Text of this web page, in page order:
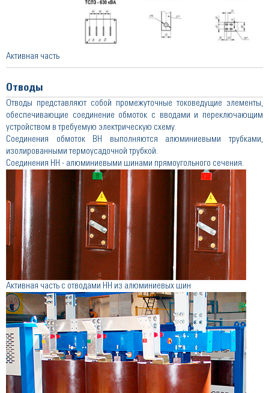
Активная часть
Отводы
Отводы представляют собой промежуточные токоведущие элементы,
обеспечивающие соединение обмоток с вводами и переключающим
устройством в требуемую электрическую схему.
Соединения обмоток ВН выполняются алюминиевыми трубками,
изолированными термоусадочной трубкой.
Соединения НН - алюминиевыми шинами прямоугольного сечения.
Активная часть с отводами НН из алюминиевых шин